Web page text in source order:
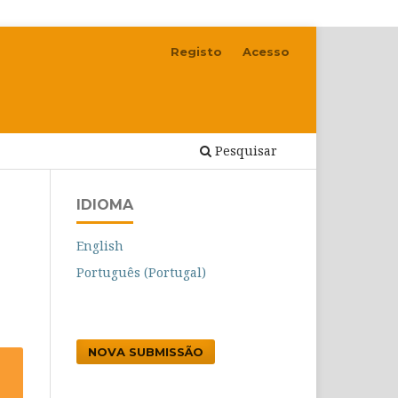
Pesquisar
Registo Acesso
IDIOMA
English
Português (Portugal)
NOVA SUBMISSÃO